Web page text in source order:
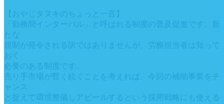
【おやじタヌキのちょっと一言】
「勤務間インターバル」と呼ばれる制度の普及促進です。新
たな
規制が発令される訳ではありませんが、労務担当者は知って
おく
必要のある制度です。
売り手市場が暫く続くことを考えれば、今回の補助事業をチ
ャンス
と捉えて環境整備しアピールするという採用戦略にも使える